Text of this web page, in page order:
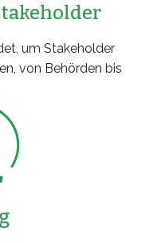
um Stakeholder
von Behörden bis